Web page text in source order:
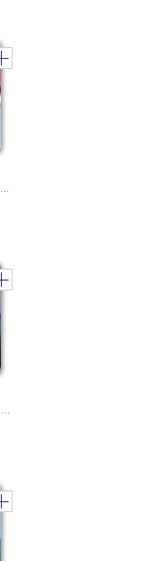
Lerne 680 indonesische Wörter des Grundwortschatzes - Teil 5 von 8
Pura Besakih der Muttertempel auf Bali